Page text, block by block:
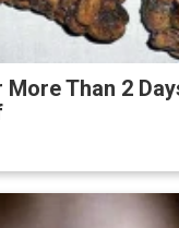
More Than 2